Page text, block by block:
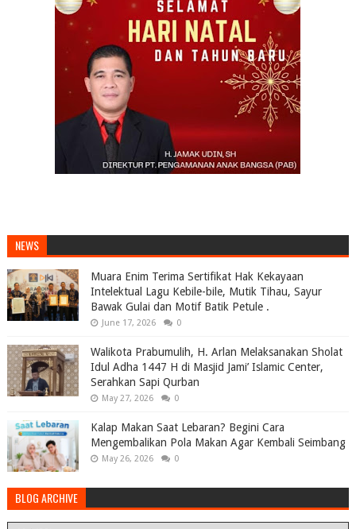
NEWS
Muara Enim Terima Sertifikat Hak Kekayaan
Intelektual Lagu Kebile-bile, Mutik Tihau, Sayur
Bawak Gulai dan Motif Batik Petule .
June 17, 2026 0
Walikota Prabumulih, H. Arlan Melaksanakan Sholat
Idul Adha 1447 H di Masjid Jami’ Islamic Center,
Serahkan Sapi Qurban
May 27, 2026 0
Kalap Makan Saat Lebaran? Begini Cara
Mengembalikan Pola Makan Agar Kembali Seimbang
May 26, 2026 0
BLOG ARCHIVE